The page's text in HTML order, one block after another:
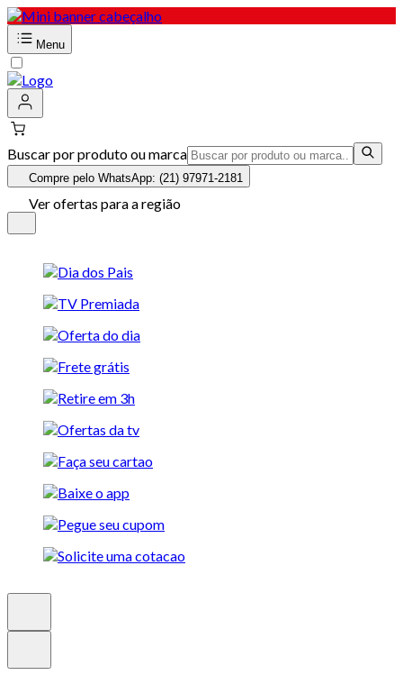
Menu
Buscar por produto ou marca
Compre pelo WhatsApp: (21) 97971-2181
Ver ofertas para a região